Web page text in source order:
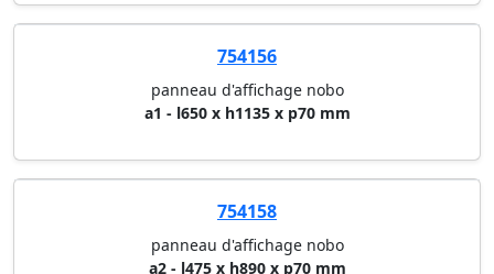
754156
panneau d'affichage nobo
a1 - l650 x h1135 x p70 mm
754158
panneau d'affichage nobo
a2 - l475 x h890 x p70 mm